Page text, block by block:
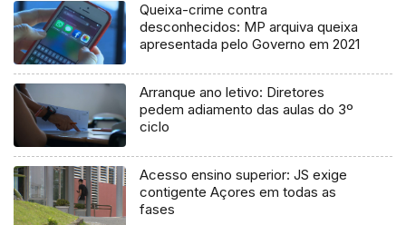
Queixa-crime contra
desconhecidos: MP arquiva queixa
apresentada pelo Governo em 2021
Arranque ano letivo: Diretores
pedem adiamento das aulas do 3º
ciclo
Acesso ensino superior: JS exige
contigente Açores em todas as
fases